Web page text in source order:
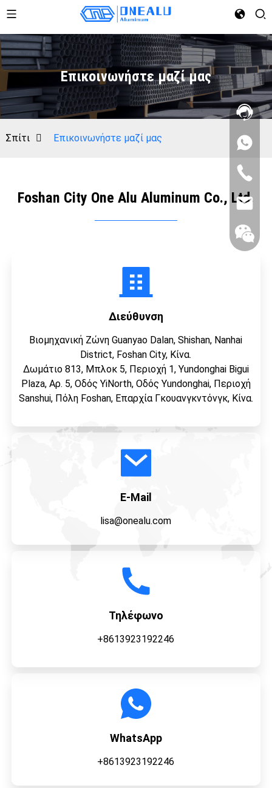
Επικοινωνήστε μαζί μας
Σπίτι Επικοινωνήστε μαζί μας
Foshan City One Alu Aluminum Co., Ltd.
Διεύθυνση
Βιομηχανική Ζώνη Guanyao Dalan, Shishan, Nanhai
District, Foshan City, Κίνα.
Δωμάτιο 813, Μπλοκ 5, Περιοχή 1, Yundonghai Bigui
Plaza, Αρ. 5, Οδός YiNorth, Οδός Yundonghai, Περιοχή
Sanshui, Πόλη Foshan, Επαρχία Γκουανγκντόνγκ, Κίνα.
E-Mail
lisa@onealu.com
Τηλέφωνο
+8613923192246
WhatsApp
+8613923192246